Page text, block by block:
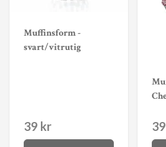
Muffinsform -
svart/vitrutig
39 kr